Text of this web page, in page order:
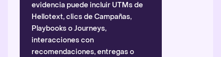
evidencia puede incluir UTMs de
Hellotext, clics de Campañas,
Playbooks o Journeys,
interacciones con
recomendaciones, entregas o